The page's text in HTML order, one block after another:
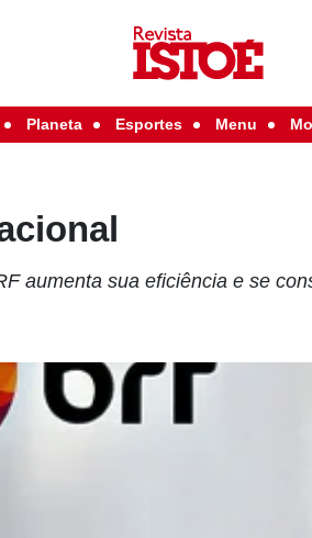
Planeta Esportes Menu
aumenta sua eficiência e se